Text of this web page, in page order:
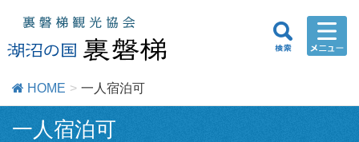
HOME 一人宿泊可
一人宿泊可